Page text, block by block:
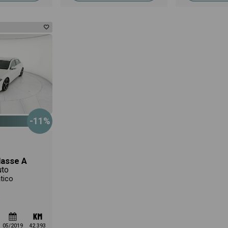
-11%
A
05/2019 42.393